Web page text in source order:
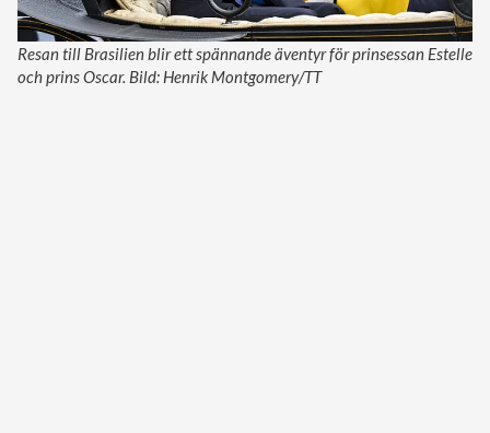
Resan till Brasilien blir ett spännande äventyr för prinsessan Estelle
och prins Oscar. Bild: Henrik Montgomery/TT